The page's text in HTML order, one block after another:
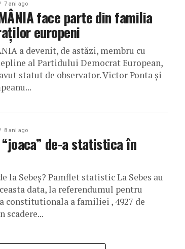
7 ani ago
face parte din familia
europeni
a devenit, de astăzi, membru cu
al Partidului Democrat European,
statut de observator. Victor Ponta și
8 ani ago
“joaca” de-a statistica în
la Sebeş? Pamflet statistic La Sebes au
data, la referendumul pentru
constitutionala a familiei , 4927 de
scadere...